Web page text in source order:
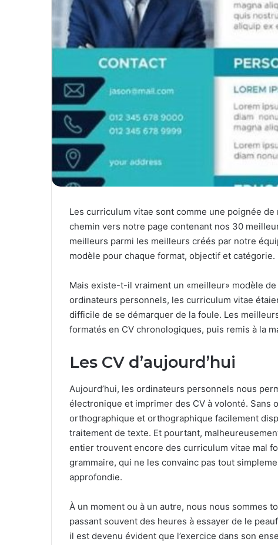
Les curriculum vitae sont comme une poignée
chemin vers notre page contenant nos 30
meilleurs parmi les meilleurs créés par notre
modèle pour chaque format, objectif et catégorie.
Mais existe-t-il vraiment un «meilleur» modèle de
ordinateurs personnels, les curriculum vitae
difficile de se démarquer de la foule. Les
formatés en CV chronologiques, puis remis à la
Les CV d’aujourd’hui
Aujourd’hui, les ordinateurs personnels nous
électronique et imprimer des CV à volonté. Sans
orthographique et orthographique facilement
traitement de texte. Et pourtant,
entier trouvent encore des curriculum vitae mal
grammaire, qui ne les convainc pas tout
approfondie.
À un moment ou à un autre, nous nous sommes
passant souvent des heures à essayer de le
il est devenu évident que l’exercice dans son